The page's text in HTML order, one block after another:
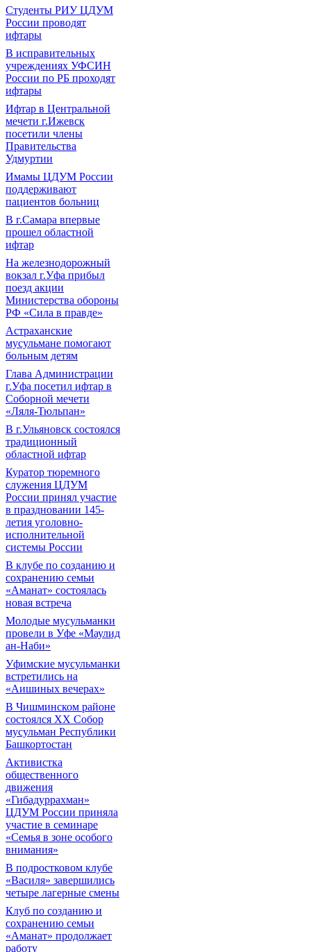
Студенты РИУ ЦДУМ
России проводят
ифтары
В исправительных
учреждениях УФСИН
России по РБ проходят
ифтары
Ифтар в Центральной
мечети г.Ижевск
посетили члены
Правительства
Удмуртии
Имамы ЦДУМ России
поддерживают
пациентов больниц
В г.Самара впервые
прошел областной
ифтар
На железнодорожный
вокзал г.Уфа прибыл
поезд акции
Министерства обороны
РФ «Сила в правде»
Астраханские
мусульмане помогают
больным детям
Глава Администрации
г.Уфа посетил ифтар в
Соборной мечети
«Ляля-Тюльпан»
В г.Ульяновск состоялся
традиционный
областной ифтар
Куратор тюремного
служения ЦДУМ
России принял участие
в праздновании 145-
летия уголовно-
исполнительной
системы России
В клубе по созданию и
сохранению семьи
«Аманат» состоялась
новая встреча
Молодые мусульманки
провели в Уфе «Маулид
ан-Наби»
Уфимские мусульманки
встретились на
«Аишиных вечерах»
В Чишминском районе
состоялся XX Собор
мусульман Республики
Башкортостан
Активистка
общественного
движения
«Гибадуррахман»
ЦДУМ России приняла
участие в семинаре
«Семья в зоне особого
внимания»
В подростковом клубе
«Василя» завершились
четыре лагерные смены
Клуб по созданию и
сохранению семьи
«Аманат» продолжает
работу